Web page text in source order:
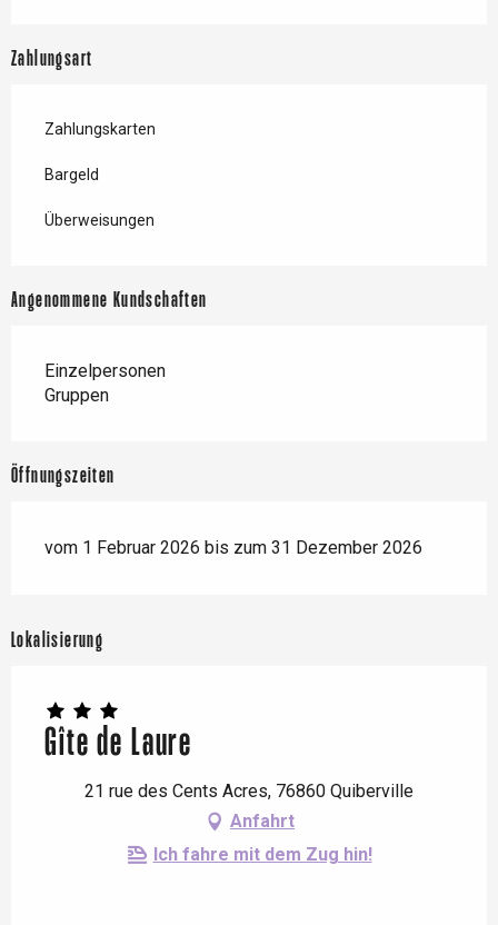
Zahlungsart
Zahlungskarten
Bargeld
Überweisungen
Angenommene Kundschaften
Einzelpersonen
Gruppen
Öffnungszeiten
vom 1 Februar 2026 bis zum 31 Dezember 2026
Lokalisierung
Gîte de Laure
21 rue des Cents Acres, 76860 Quiberville
Anfahrt
Ich fahre mit dem Zug hin!